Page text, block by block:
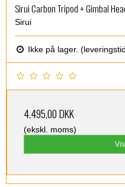
Sirui Carbon Tripod + Gimbal
Sirui
Ikke på lager.
4.495,00 DKK
(ekskl. moms)